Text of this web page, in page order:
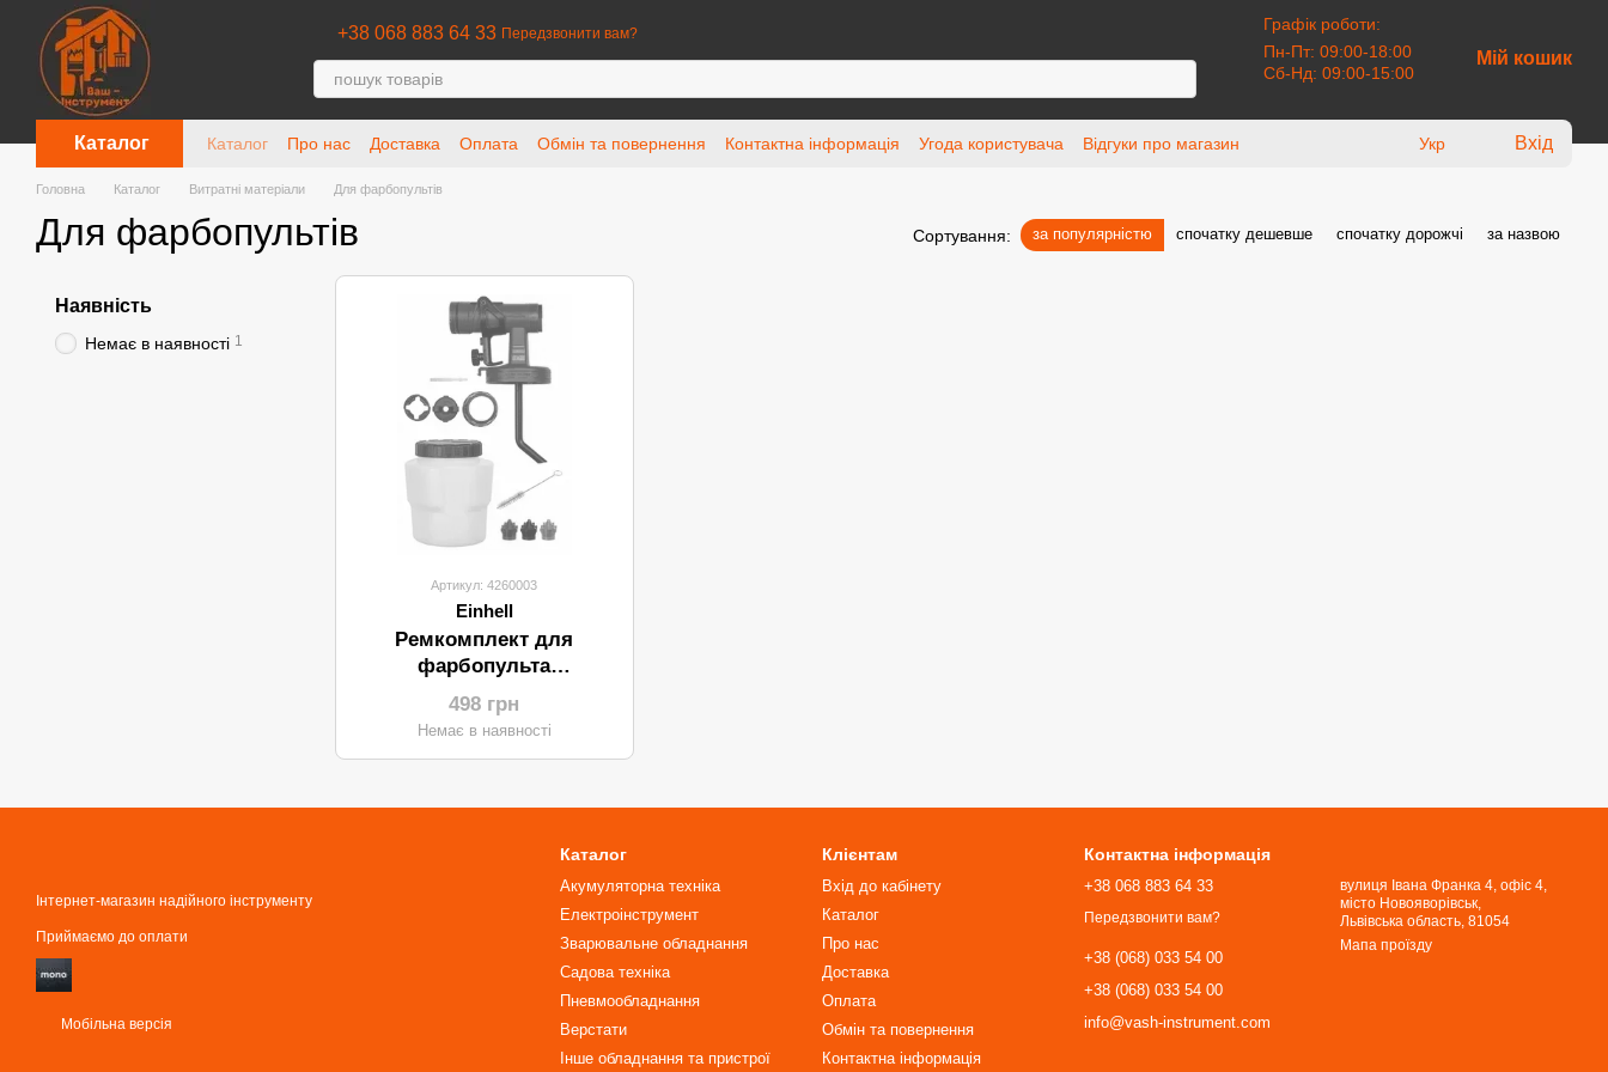
Перейти до основного контенту
+38 068 883 64 33 Передзвонити вам?
Графік роботи:
Пн-Пт: 09:00-18:00
Сб-Нд: 09:00-15:00
Мій кошик
Каталог Каталог Про нас Доставка Оплата Обмін та повернення Контактна інформація Угода користувача Відгуки про магазин Укр Вхід
Головна Каталог Витратні матеріали Для фарбопультів
Для фарбопультів Сортування: за популярністю спочатку дешевше спочатку дорожчі за назвою
Артикул: 4260003
Einhell
Ремкомплект для
фарбопульта
електричного EINHELL
498 грн
Немає в наявності
Наявність
Немає в наявності 1
Інтернет-магазин надійного інструменту
Приймаємо до оплати
Мобільна версія
Каталог
Акумуляторна техніка
Електроінструмент
Зварювальне обладнання
Садова техніка
Пневмообладнання
Верстати
Інше обладнання та пристрої
Клієнтам
Вхід до кабінету
Каталог
Про нас
Доставка
Оплата
Обмін та повернення
Контактна інформація
Контактна інформація
+38 068 883 64 33
Передзвонити вам?
+38 (068) 033 54 00
+38 (068) 033 54 00
info@vash-instrument.com
вулиця Івана Франка 4, офіс 4,
місто Новояворівськ,
Львівська область, 81054​​​​​​​
Мапа проїзду